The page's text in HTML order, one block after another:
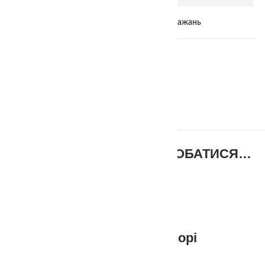
Додати до списку бажань
ВАМ ТАКОЖ МОЖЕ СПОДОБАТИСЯ…
Веселка Монтессорі